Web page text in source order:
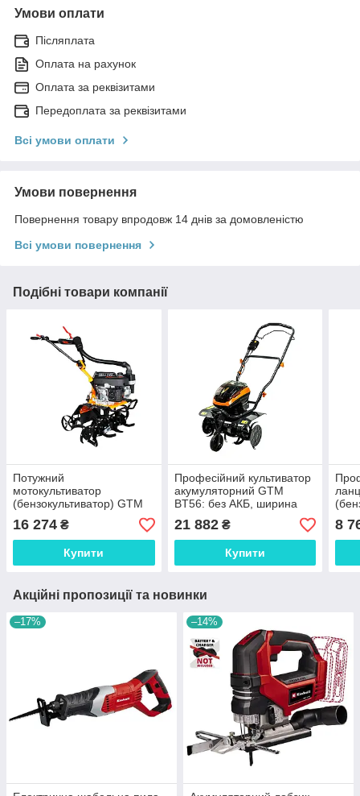
Умови оплати
Післяплата
Оплата на рахунок
Оплата за реквізитами
Передоплата за реквізитами
Всі умови оплати
Умови повернення
Повернення товару впродовж 14 днів за домовленістю
Всі умови повернення
Подібні товари компанії
Потужний
мотокультиватор
(бензокультиватор) GTM
G-4,5/55: 3300 Вт, ширина
55см, глибина 15см, 6
фрез, ваг SPL
16 274 ₴
Купити
Професійний культиватор
акумуляторний GTM
BT56: без АКБ, ширина
обробки 36-56см (83551)
SHO
21 882₴
Купити
2.4
8
Акційні пропозиції та новинки
–17% –14%